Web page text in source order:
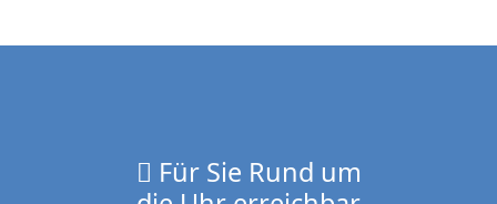
Für Sie Rund um